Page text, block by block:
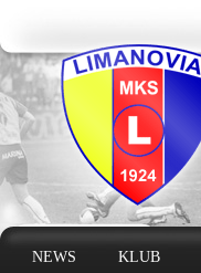
NEWS KLUB